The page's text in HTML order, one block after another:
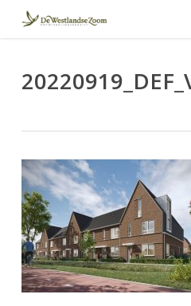
content